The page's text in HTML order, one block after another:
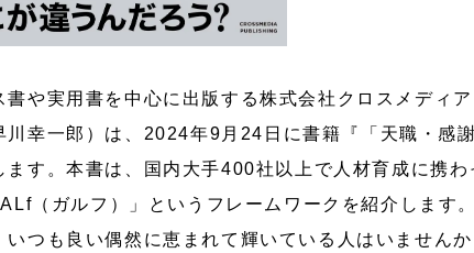
書や実用書を中心に出版する株式会社クロスメディ
川幸一郎）は、2024年9月24日に書籍『「天職・感
ます。本書は、国内大手400社以上で人材育成に携
（ガルフ）」というフレームワークを紹介します
いつも良い偶然に恵まれて輝いている人はいません